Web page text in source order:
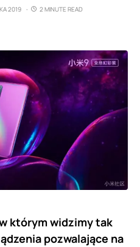
2019
2 MINUTE READ
którym widzimy tak
pozwalające na